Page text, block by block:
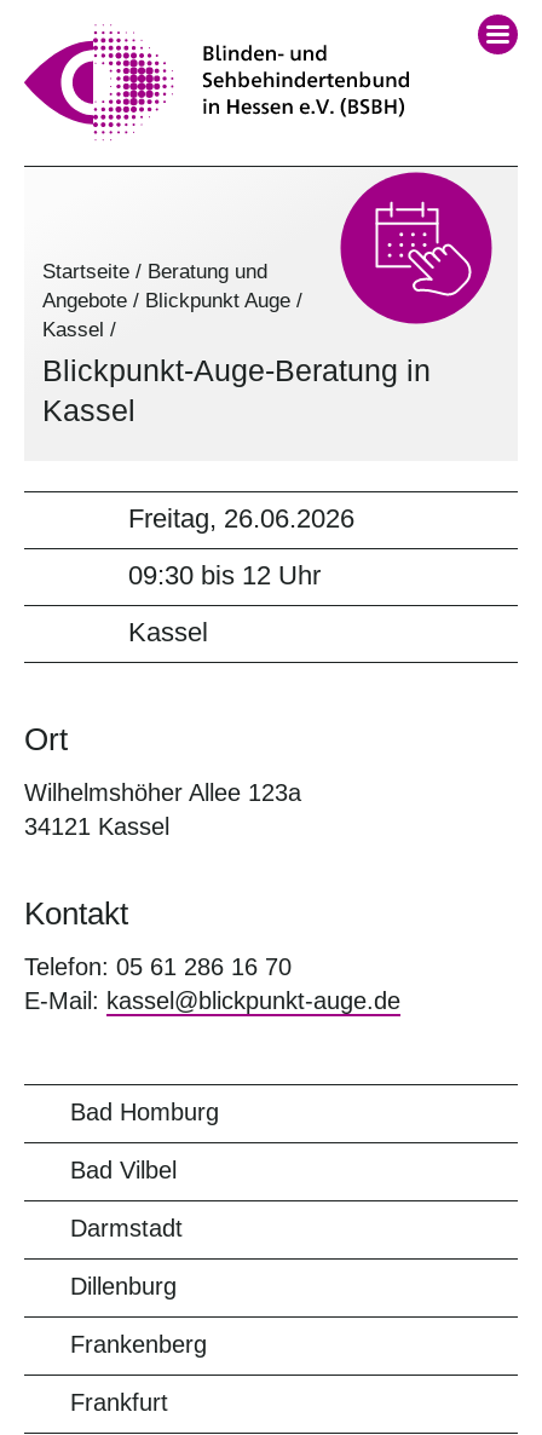
Startseite / Beratung und
Angebote / Blickpunkt Auge /
Kassel /
Blickpunkt-Auge-Beratung in
Kassel
Freitag, 26.06.2026
09:30 bis 12 Uhr
Kassel
Ort
Wilhelmshöher Allee 123a
34121 Kassel
Kontakt
Telefon: 05 61 286 16 70
E-Mail: kassel@blickpunkt-auge.de
Bad Homburg
Bad Vilbel
Darmstadt
Dillenburg
Frankenberg
Frankfurt